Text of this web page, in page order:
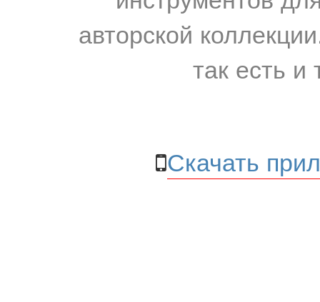
авторской
так есть и
Скачать